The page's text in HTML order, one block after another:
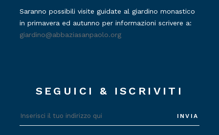
Saranno possibili visite guidate al giardino monastico
in primavera ed autunno per informazioni scrivere a:
giardino@abbaziasanpaolo.org
SEGUICI & ISCRIVITI
INVIA